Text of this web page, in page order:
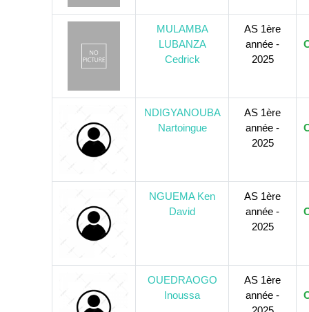
MULAMBA
LUBANZA
Cedrick
AS 1ère
année -
2025
NDIGYANOUBA
Nartoingue
AS 1ère
année -
2025
NGUEMA Ken
David
AS 1ère
année -
2025
OUEDRAOGO
Inoussa
AS 1ère
année -